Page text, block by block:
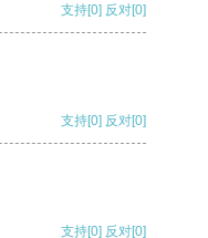
支持[0] 反对[0]
支持[0] 反对[0]
支持[0] 反对[0]